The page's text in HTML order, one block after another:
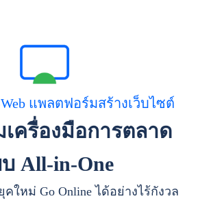
Web แพลตฟอร์มสร้างเว็บไซต์
ครื่องมือการตลาด
All-in-One
ใหม่ Go Online ได้อย่างไร้กังวล